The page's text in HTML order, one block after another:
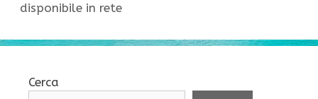
disponibile in rete
Cerca